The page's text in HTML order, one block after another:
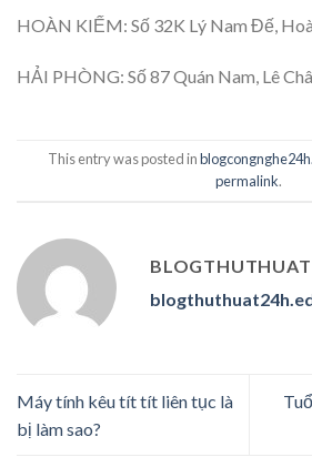
HOÀN KIẾM: Số 32K Lý Nam Đế,
HẢI PHÒNG: Số 87 Quán Nam, Lê
This entry was posted in
permalink.
Máy tính kêu tít tít liên tục là
bị làm sao?